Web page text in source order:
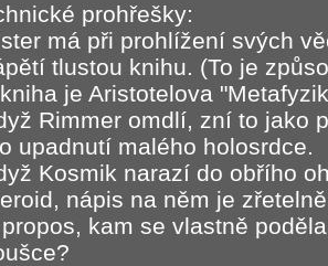
prohřešky:
má při prohlížení svých
tlustou knihu. (To je
je Aristotelova
Rimmer omdlí, zní to jako
upadnutí malého holosrdce.
Kosmik narazí do obřího
nápis na něm je
kam se vlastně